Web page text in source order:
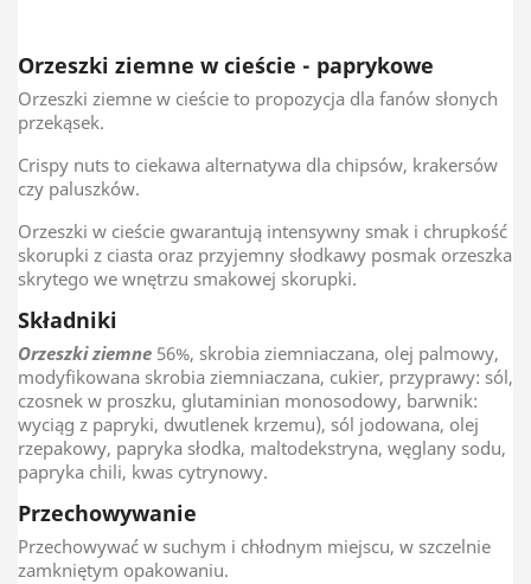
Orzeszki ziemne w cieście - paprykowe
Orzeszki ziemne w cieście to propozycja dla fanów słonych
przekąsek.
Crispy nuts to ciekawa alternatywa dla chipsów, krakersów
czy paluszków.
Orzeszki w cieście gwarantują intensywny smak i chrupkość
skorupki z ciasta oraz przyjemny słodkawy posmak orzeszka
skrytego we wnętrzu smakowej skorupki.
Składniki
Orzeszki ziemne 56%, skrobia ziemniaczana, olej palmowy,
modyfikowana skrobia ziemniaczana, cukier, przyprawy: sól,
czosnek w proszku, glutaminian monosodowy, barwnik:
wyciąg z papryki, dwutlenek krzemu), sól jodowana, olej
rzepakowy, papryka słodka, maltodekstryna, węglany sodu,
papryka chili, kwas cytrynowy.
Przechowywanie
Przechowywać w suchym i chłodnym miejscu, w szczelnie
zamkniętym opakowaniu.